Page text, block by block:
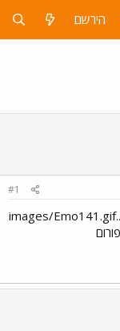
הירשם
#1
../images/